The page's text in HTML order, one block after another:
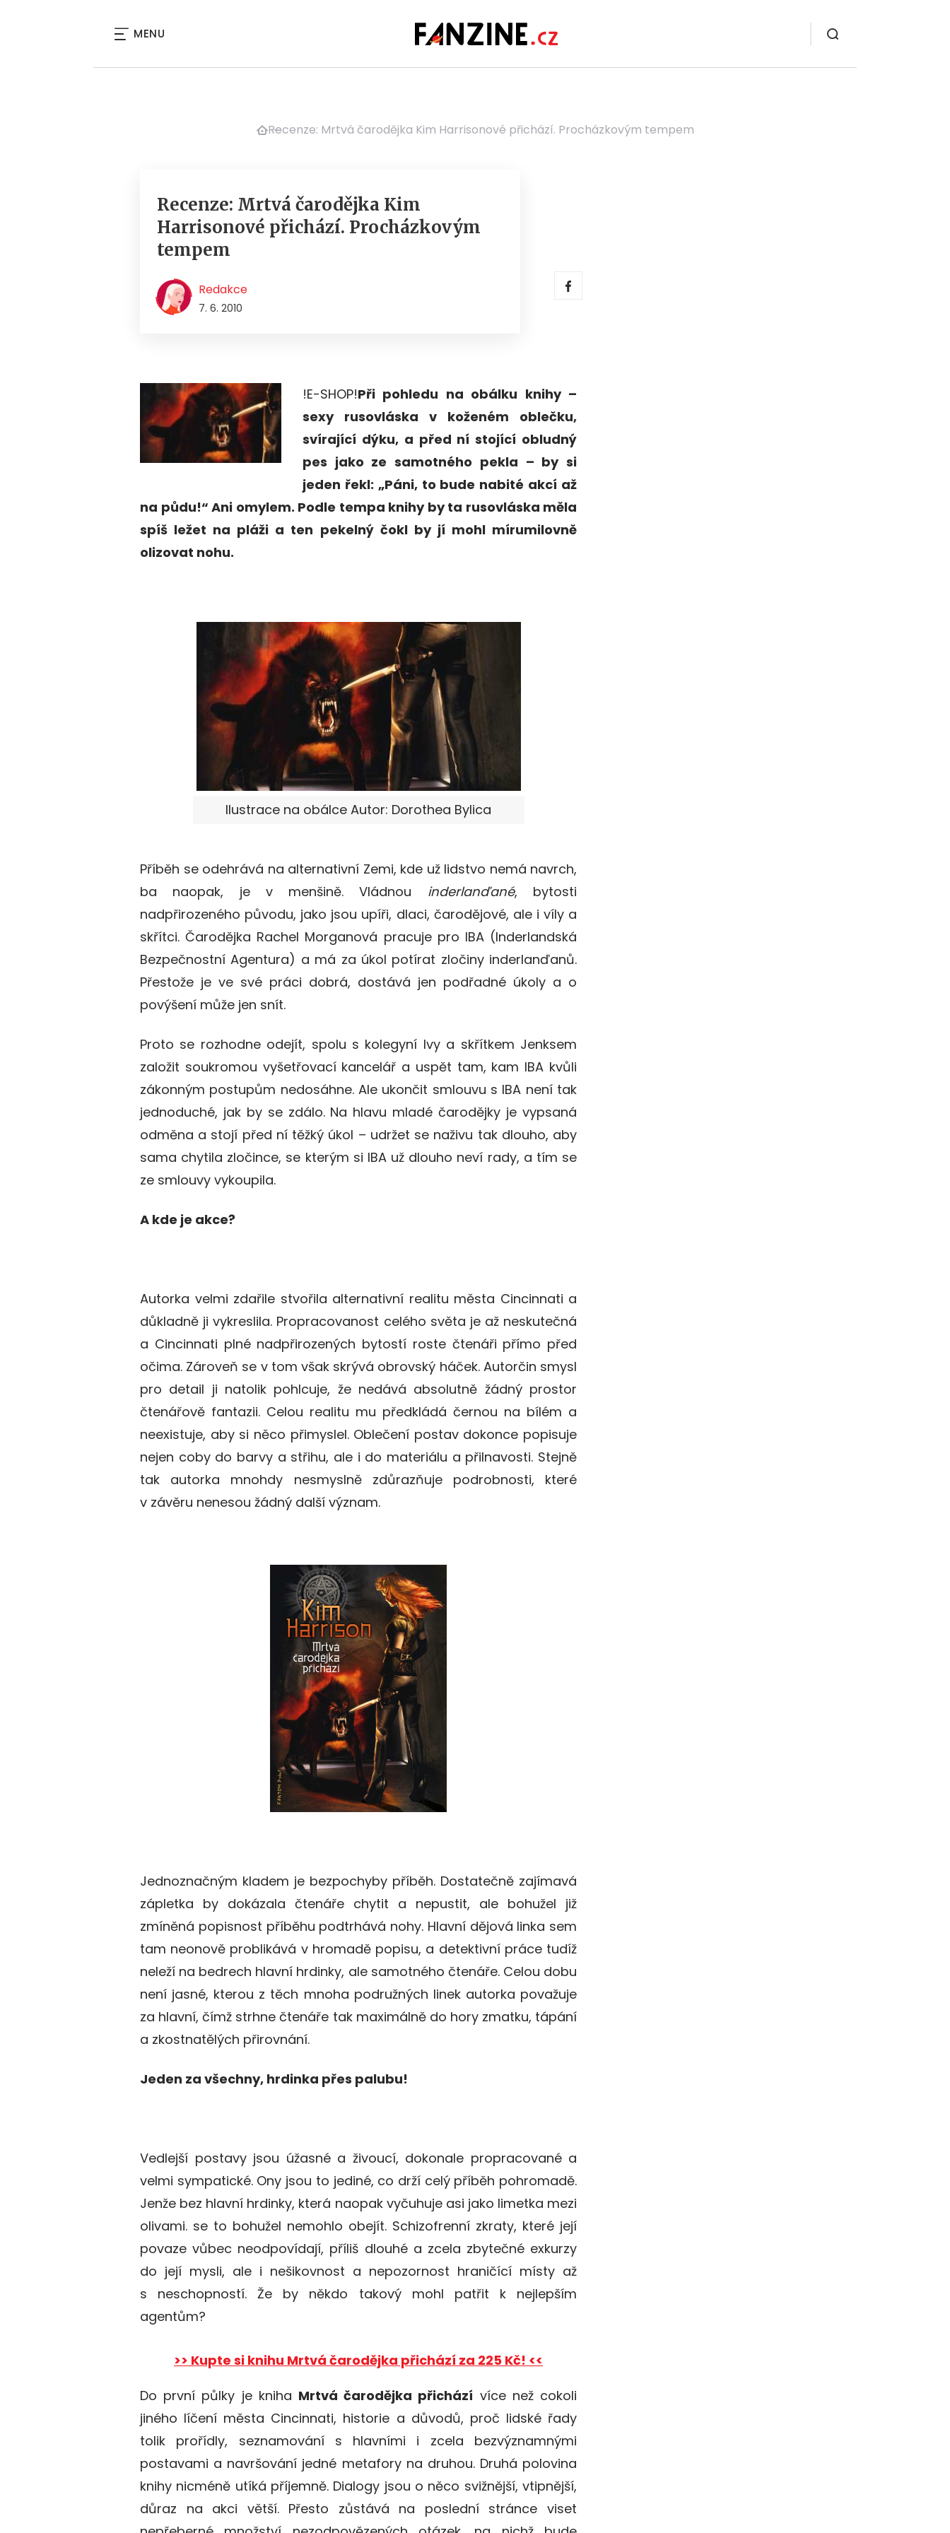
MENU
Recenze: Mrtvá čarodějka Kim Harrisonové přichází. Procházkovým tempem
Recenze: Mrtvá čarodějka Kim
Harrisonové přichází. Procházkovým
tempem
Redakce
7. 6. 2010
!E-SHOP!Při pohledu na obálku knihy –
sexy rusovláska v koženém oblečku,
svírající dýku, a před ní stojící obludný
pes jako ze samotného pekla – by si
jeden řekl: „Páni, to bude nabité akcí až
na půdu!“ Ani omylem. Podle tempa knihy by ta rusovláska měla
spíš ležet na pláži a ten pekelný čokl by jí mohl mírumilovně
olizovat nohu.
Ilustrace na obálce Autor: Dorothea Bylica
Příběh se odehrává na alternativní Zemi, kde už lidstvo nemá navrch,
ba naopak, je v menšině. Vládnou inderlanďané, bytosti
nadpřirozeného původu, jako jsou upíři, dlaci, čarodějové, ale i víly a
skřítci. Čarodějka Rachel Morganová pracuje pro IBA (Inderlandská
Bezpečnostní Agentura) a má za úkol potírat zločiny inderlanďanů.
Přestože je ve své práci dobrá, dostává jen podřadné úkoly a o
povýšení může jen snít.
Proto se rozhodne odejít, spolu s kolegyní Ivy a skřítkem Jenksem
založit soukromou vyšetřovací kancelář a uspět tam, kam IBA kvůli
zákonným postupům nedosáhne. Ale ukončit smlouvu s IBA není tak
jednoduché, jak by se zdálo. Na hlavu mladé čarodějky je vypsaná
odměna a stojí před ní těžký úkol – udržet se naživu tak dlouho, aby
sama chytila zločince, se kterým si IBA už dlouho neví rady, a tím se
ze smlouvy vykoupila.
A kde je akce?
Autorka velmi zdařile stvořila alternativní realitu města Cincinnati a
důkladně ji vykreslila. Propracovanost celého světa je až neskutečná
a Cincinnati plné nadpřirozených bytostí roste čtenáři přímo před
očima. Zároveň se v tom však skrývá obrovský háček. Autorčin smysl
pro detail ji natolik pohlcuje, že nedává absolutně žádný prostor
čtenářově fantazii. Celou realitu mu předkládá černou na bílém a
neexistuje, aby si něco přimyslel. Oblečení postav dokonce popisuje
nejen coby do barvy a střihu, ale i do materiálu a přilnavosti. Stejně
tak autorka mnohdy nesmyslně zdůrazňuje podrobnosti, které
v závěru nenesou žádný další význam.
Jednoznačným kladem je bezpochyby příběh. Dostatečně zajímavá
zápletka by dokázala čtenáře chytit a nepustit, ale bohužel již
zmíněná popisnost příběhu podtrhává nohy. Hlavní dějová linka sem
tam neonově problikává v hromadě popisu, a detektivní práce tudíž
neleží na bedrech hlavní hrdinky, ale samotného čtenáře. Celou dobu
není jasné, kterou z těch mnoha podružných linek autorka považuje
za hlavní, čímž strhne čtenáře tak maximálně do hory zmatku, tápání
a zkostnatělých přirovnání.
Jeden za všechny, hrdinka přes palubu!
Vedlejší postavy jsou úžasné a živoucí, dokonale propracované a
velmi sympatické. Ony jsou to jediné, co drží celý příběh pohromadě.
Jenže bez hlavní hrdinky, která naopak vyčuhuje asi jako limetka mezi
olivami. se to bohužel nemohlo obejít. Schizofrenní zkraty, které její
povaze vůbec neodpovídají, příliš dlouhé a zcela zbytečné exkurzy
do její mysli, ale i nešikovnost a nepozornost hraničící místy až
s neschopností. Že by někdo takový mohl patřit k nejlepším
agentům?
>> Kupte si knihu Mrtvá čarodějka přichází za 225 Kč! <<
Do první půlky je kniha Mrtvá čarodějka přichází více než cokoli
jiného líčení města Cincinnati, historie a důvodů, proč lidské řady
tolik prořídly, seznamování s hlavními i zcela bezvýznamnými
postavami a navršování jedné metafory na druhou. Druhá polovina
knihy nicméně utíká příjemně. Dialogy jsou o něco svižnější, vtipnější,
důraz na akci větší. Přesto zůstává na poslední stránce viset